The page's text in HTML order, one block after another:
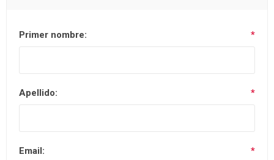
Primer nombre: *
Apellido: *
Email: *